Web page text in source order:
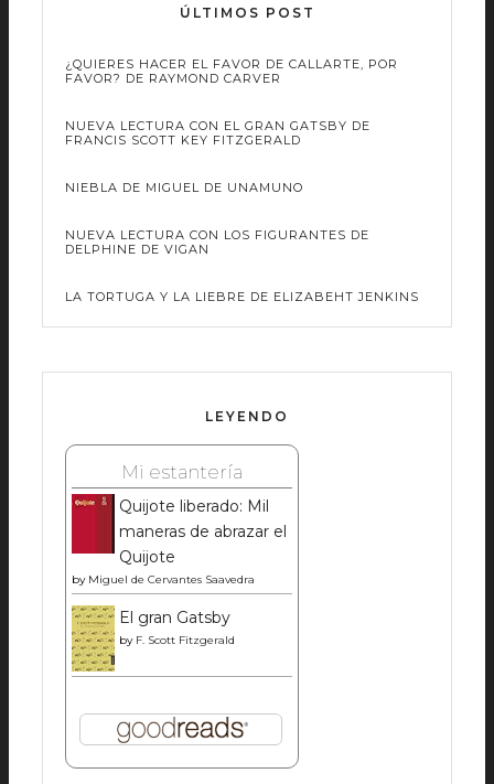
ÚLTIMOS POST
¿QUIERES HACER EL FAVOR DE CALLARTE, POR
FAVOR? DE RAYMOND CARVER
NUEVA LECTURA CON EL GRAN GATSBY DE
FRANCIS SCOTT KEY FITZGERALD
NIEBLA DE MIGUEL DE UNAMUNO
NUEVA LECTURA CON LOS FIGURANTES DE
DELPHINE DE VIGAN
LA TORTUGA Y LA LIEBRE DE ELIZABEHT JENKINS
LEYENDO
Mi estantería
Quijote liberado: Mil
maneras de abrazar el
Quijote
by Miguel de Cervantes Saavedra
El gran Gatsby
by F. Scott Fitzgerald